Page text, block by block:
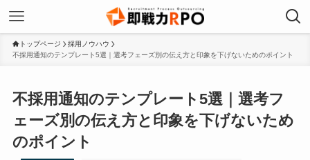
トップページ
採用ノウハウ
不採用通知のテンプレート5選｜選考フェーズ別の伝え方と印象を下げないためのポイント
不採用通知のテンプレート5選｜選考フ
ェーズ別の伝え方と印象を下げないため
のポイント